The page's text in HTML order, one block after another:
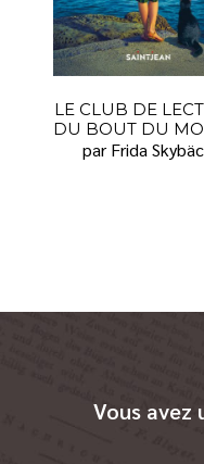
LE CLUB DE
DU BOUT DU
par Frida
Vous